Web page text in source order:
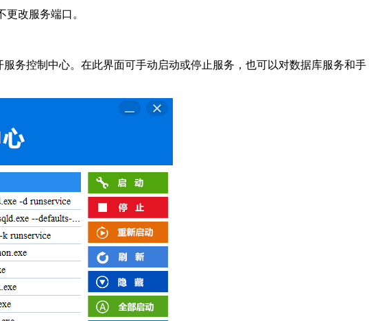
改服务端口。
务控制中心。在此界面可手动启动或停止服务，也可以对数据库服务和手